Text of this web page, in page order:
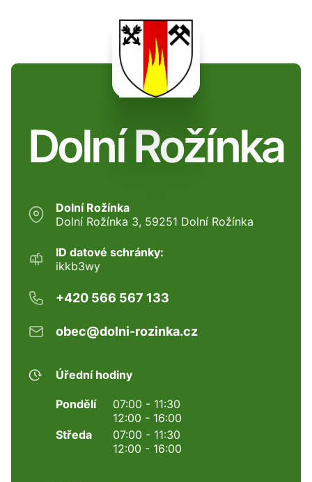
Dolní Rožínka
Dolní Rožínka
Dolní Rožínka 3, 59251 Dolní Rožínka
ID datové schránky:
ikkb3wy
+420 566 567 133
obec@dolni-rozinka.cz
Úřední hodiny
Pondělí
07:00 - 11:30
12:00 - 16:00
Středa
07:00 - 11:30
12:00 - 16:00